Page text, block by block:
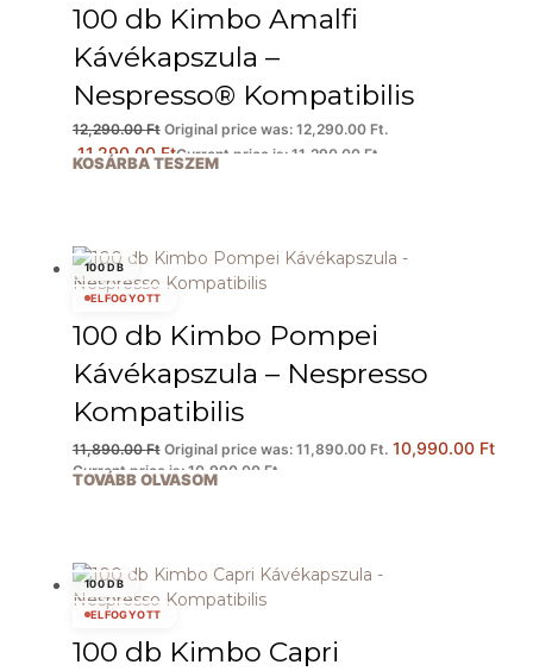
100 db Kimbo Amalfi
Kávékapszula –
Nespresso® Kompatibilis
12,290.00Ft Original price was: 12,290.00 Ft.
11,290.00FtCurrent price is: 11,290.00 Ft.
KOSÁRBA TESZEM
100 DB
ELFOGYOTT
100 db Kimbo Pompei
Kávékapszula – Nespresso
Kompatibilis
11,890.00Ft Original price was: 11,890.00 Ft. 10,990.00 Ft
Current price is: 10,990.00 Ft.
TOVÁBB OLVASOM
100 DB
ELFOGYOTT
100 db Kimbo Capri